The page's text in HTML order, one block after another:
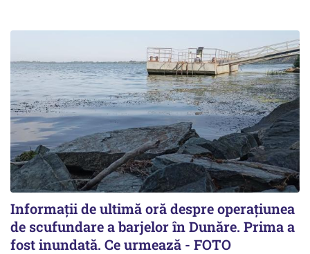
Informații de ultimă oră despre operațiunea
de scufundare a barjelor în Dunăre. Prima a
fost inundată. Ce urmează - FOTO